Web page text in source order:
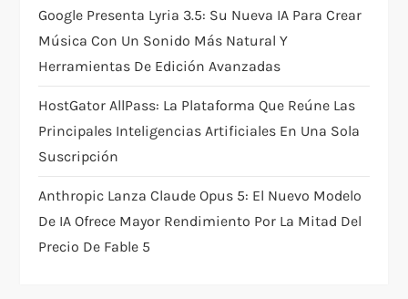
Google Presenta Lyria 3.5: Su Nueva IA Para Crear
Música Con Un Sonido Más Natural Y
Herramientas De Edición Avanzadas
HostGator AllPass: La Plataforma Que Reúne Las
Principales Inteligencias Artificiales En Una Sola
Suscripción
Anthropic Lanza Claude Opus 5: El Nuevo Modelo
De IA Ofrece Mayor Rendimiento Por La Mitad Del
Precio De Fable 5